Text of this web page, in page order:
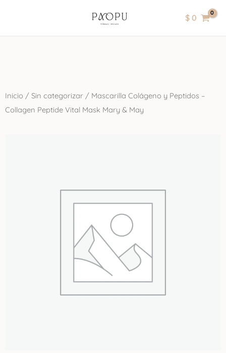
$0
Inicio / Sin categorizar / Mascarilla Colágeno y Peptidos –
Collagen Peptide Vital Mask Mary & May